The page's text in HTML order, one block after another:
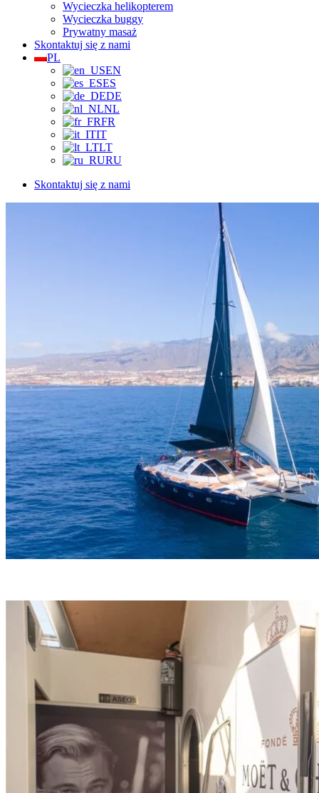
Wycieczka helikopterem
Wycieczka buggy
Prywatny masaż
Skontaktuj się z nami
PL
EN
ES
DE
NL
FR
IT
LT
RU
Skontaktuj się z nami